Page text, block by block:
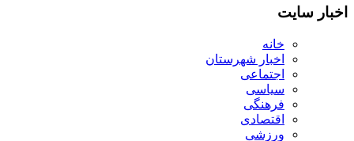
اخبار سایت
خانه
اخبار شهرستان
اجتماعی
سیاسی
فرهنگی
اقتصادی
ورزشی